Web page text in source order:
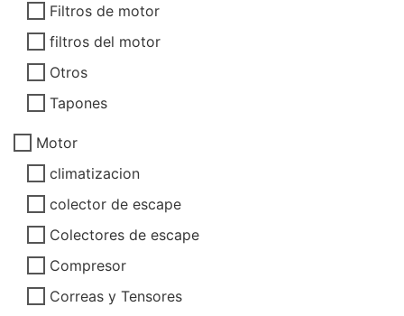
Filtros de motor
filtros del motor
Otros
Tapones
Motor
climatizacion
colector de escape
Colectores de escape
Compresor
Correas y Tensores